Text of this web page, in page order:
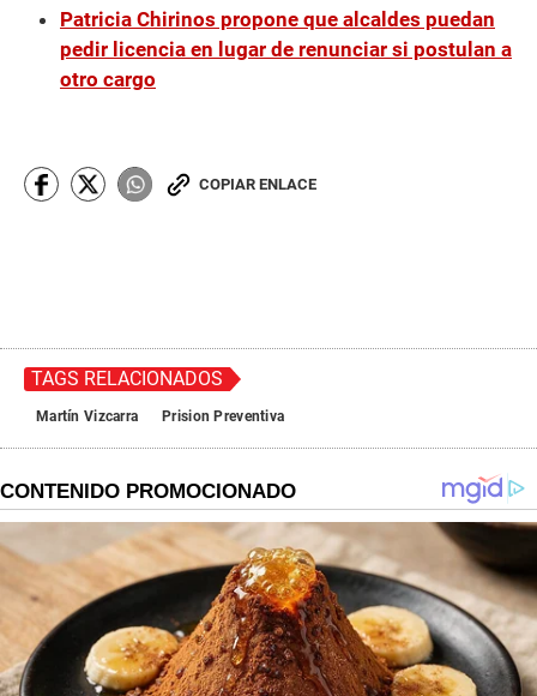
Patricia Chirinos propone que alcaldes puedan
pedir licencia en lugar de renunciar si postulan a
otro cargo
COPIAR ENLACE
TAGS RELACIONADOS
Martín Vizcarra Prision Preventiva